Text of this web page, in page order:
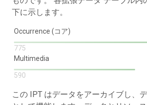
下に示します。
Occurrence (コア)
775
Multimedia
590
この IPT はデータをアーカイブし、